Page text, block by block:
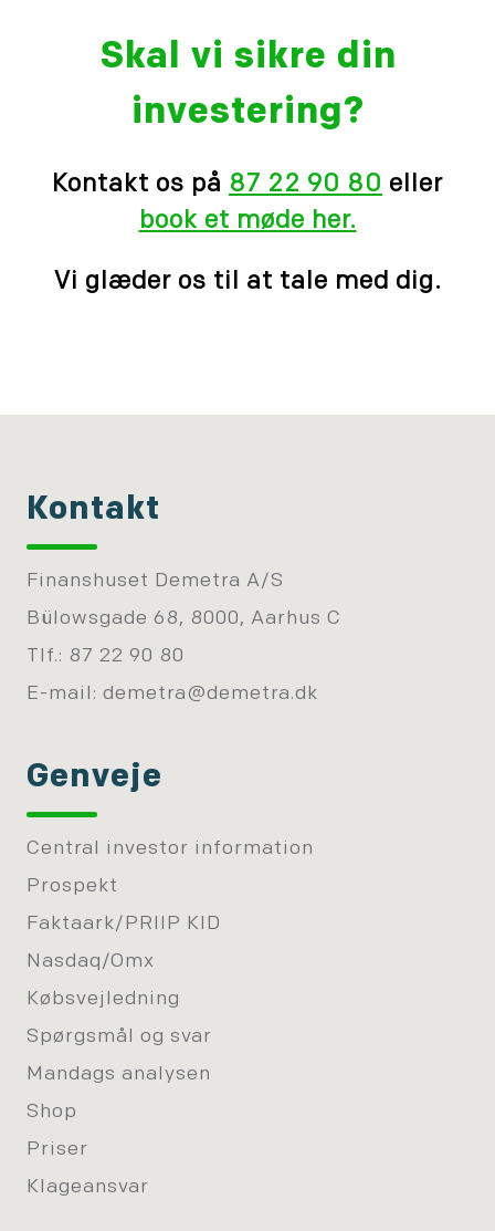
Skal vi sikre din
investering?
Kontakt os på 87 22 90 80 eller
book et møde her.
Vi glæder os til at tale med dig.
Kontakt
Finanshuset Demetra A/S
Bülowsgade 68, 8000, Aarhus C
Tlf.: 87 22 90 80
E-mail: demetra@demetra.dk
Genveje
Central investor information
Prospekt
Faktaark/PRIIP KID
Nasdaq/Omx
Købsvejledning
Spørgsmål og svar
Mandags analysen
Shop
Priser
Klageansvar